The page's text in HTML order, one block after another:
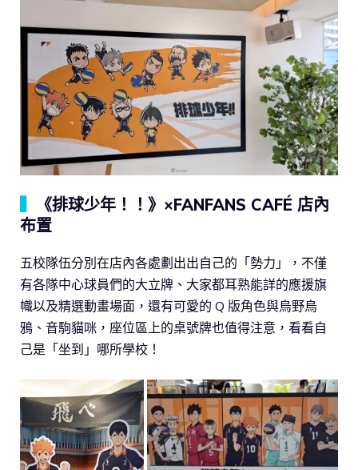
《排球少年！！》×FANFANS CAFÉ 店內
布置
五校隊伍分別在店內各處劃出出自己的「勢力」，不僅
有各隊中心球員們的大立牌、大家都耳熟能詳的應援旗
幟以及精選動畫場面，還有可愛的 Q 版角色與烏野烏
鴉、音駒貓咪，座位區上的桌號牌也值得注意，看看自
己是「坐到」哪所學校！